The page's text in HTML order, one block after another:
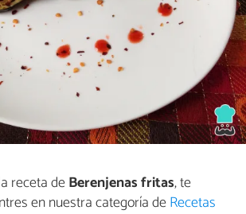
receta deBerenjenas fritas, te
en nuestra categoría deRecetas